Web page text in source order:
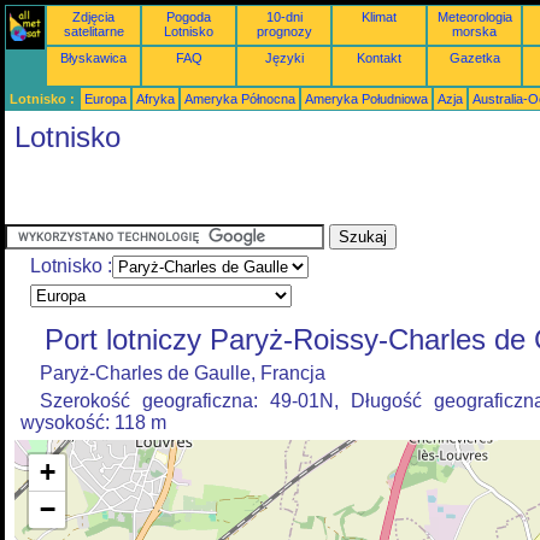
Zdjęcia
satelitarne
Pogoda
Lotnisko
10-dni
prognozy
Klimat
Meteorologia
morska
Błyskawica
FAQ Języki Kontakt Gazetka
Lotnisko : Europa Afryka Ameryka Północna Ameryka Południowa Azja Australia-
Lotnisko
Lotnisko :
Port lotniczy Paryż-Roissy-Charles de
Paryż-Charles de Gaulle, Francja
Szerokość geograficzna: 49-01N, Długość
wysokość: 118 m
+
−